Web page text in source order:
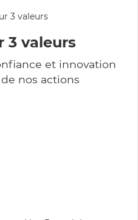
3 valeurs
et innovation
nos actions